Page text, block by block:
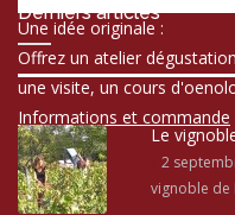
Une idée originale :
Offrez un atelier
une visite, un cours
Informations et commande
Derniers articles
Le
2
vignoble de